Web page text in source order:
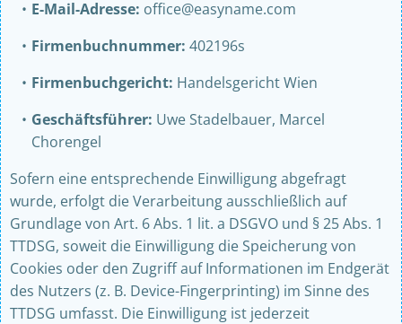
E-Mail-Adresse: office@easyname.com
Firmenbuchnummer: 402196s
Firmenbuchgericht: Handelsgericht Wien
Geschäftsführer: Uwe Stadelbauer, Marcel
Chorengel
Sofern eine entsprechende Einwilligung abgefragt
wurde, erfolgt die Verarbeitung ausschließlich auf
Grundlage von Art. 6 Abs. 1 lit. a DSGVO und § 25 Abs. 1
TTDSG, soweit die Einwilligung die Speicherung von
Cookies oder den Zugriff auf Informationen im Endgerät
des Nutzers (z. B. Device-Fingerprinting) im Sinne des
TTDSG umfasst. Die Einwilligung ist jederzeit